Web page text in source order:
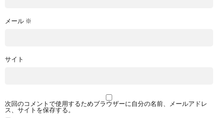
メール ※
サイト
次回のコメントで使用するためブラウザーに自分の名前、メールアドレ
ス、サイトを保存する。